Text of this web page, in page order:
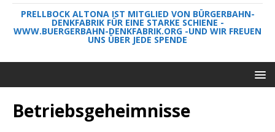
PRELLBOCK ALTONA IST MITGLIED VON BÜRGERBAHN-
DENKFABRIK FÜR EINE STARKE SCHIENE -
WWW.BUERGERBAHN-DENKFABRIK.ORG -UND WIR FREUEN
UNS ÜBER JEDE SPENDE
Betriebsgeheimnisse